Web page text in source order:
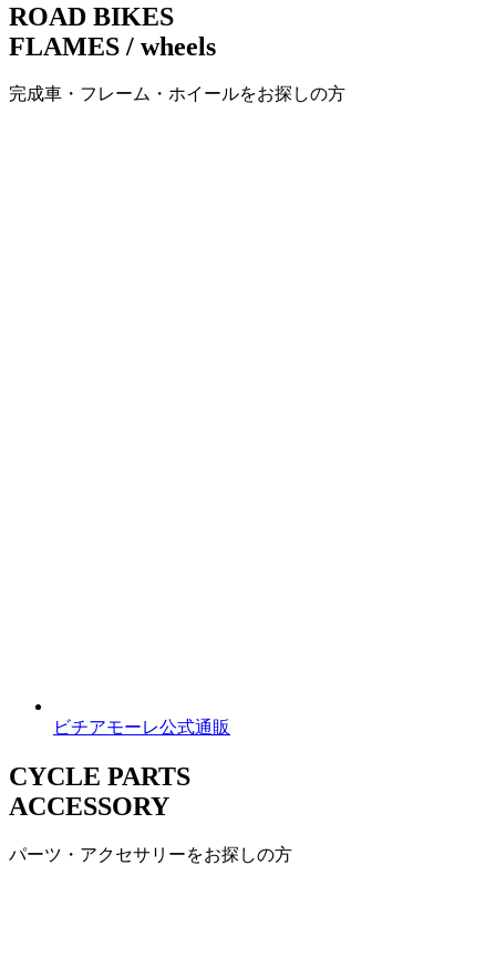
ゲ
シ
ROAD BIKES
FLAMES / wheels
完成車・フレーム・ホイールをお探しの方
ビチアモーレ公式通販
CYCLE PARTS
ACCESSORY
パーツ・アクセサリーをお探しの方